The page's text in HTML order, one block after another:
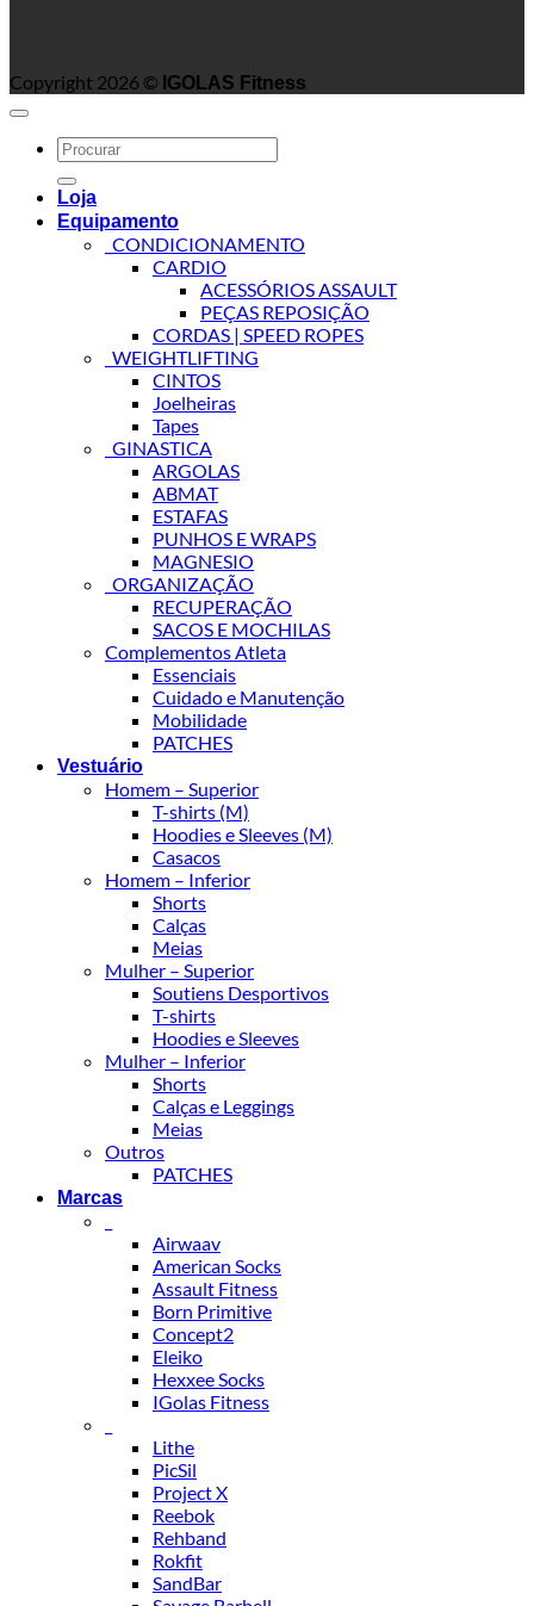
Copyright 2026 © IGOLAS Fitness
Search
for:
Loja
Equipamento
_CONDICIONAMENTO
CARDIO
ACESSÓRIOS ASSAULT
PEÇAS REPOSIÇÃO
CORDAS | SPEED ROPES
_WEIGHTLIFTING
CINTOS
Joelheiras
Tapes
_GINASTICA
ARGOLAS
ABMAT
ESTAFAS
PUNHOS E WRAPS
MAGNESIO
_ORGANIZAÇÃO
RECUPERAÇÃO
SACOS E MOCHILAS
Complementos Atleta
Essenciais
Cuidado e Manutenção
Mobilidade
PATCHES
Vestuário
Homem – Superior
T-shirts (M)
Hoodies e Sleeves (M)
Casacos
Homem – Inferior
Shorts
Calças
Meias
Mulher – Superior
Soutiens Desportivos
T-shirts
Hoodies e Sleeves
Mulher – Inferior
Shorts
Calças e Leggings
Meias
Outros
PATCHES
Marcas
Airwaav
American Socks
Assault Fitness
Born Primitive
Concept2
Eleiko
Hexxee Socks
IGolas Fitness
Lithe
PicSil
Project X
Reebok
Rehband
Rokfit
SandBar